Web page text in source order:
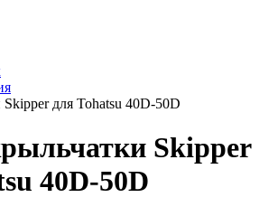
для Tohatsu 40D-50D
Skipper
40D-50D